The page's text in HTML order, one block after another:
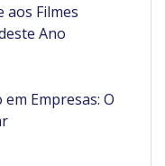
aos Filmes
Ano
Empresas: O